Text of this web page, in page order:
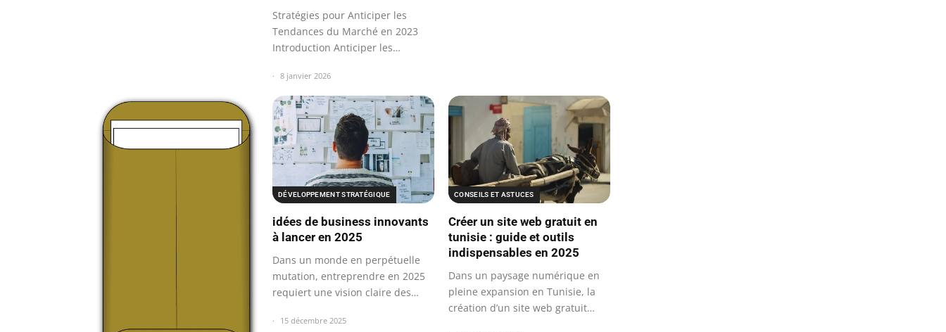
Stratégies pour Anticiper les
Tendances du Marché en 2023
Introduction Anticiper les
8 janvier 2026
DÉVELOPPEMENT STRATÉGIQUE
idées de business innovants
à lancer en 2025
Dans un monde en perpétuelle
mutation, entreprendre en 2025
requiert une vision claire des…
15 décembre 2025
CONSEILS ET ASTUCES
Créer un site web gratuit en
tunisie : guide et outils
indispensables en 2025
Dans un paysage numérique en
pleine expansion en Tunisie, la
création d’un site web gratuit